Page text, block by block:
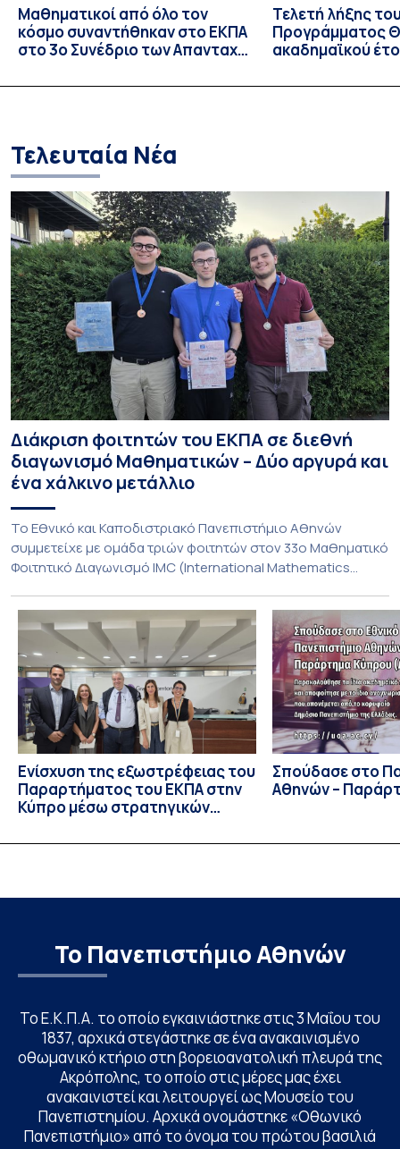
Μαθηματικοί από όλο τον
κόσμο συναντήθηκαν στο ΕΚΠΑ
στο 3ο Συνέδριο των Απανταχού
Τελετή λήξης
Προγράμματος
ακαδημαϊκού
Σπουδών στους
Τελευταία Νέα
Διάκριση φοιτητών του ΕΚΠΑ σε διεθνή
διαγωνισμό Μαθηματικών – Δύο αργυρά και
ένα χάλκινο μετάλλιο
To Εθνικό και Καποδιστριακό Πανεπιστήμιο Αθηνών
συμμετείχε με ομάδα τριών φοιτητών στον 33ο Μαθηματικό
Φοιτητικό Διαγωνισμό IMC (International Mathematics
Ιουλίου στο Blagoevgrad της Βουλγαρίας. Σε αυτόν
συμμετείχαν 447 φοιτητές εκπροσωπώντας 135
πανεπιστήμια από 46 χώρες. Από την Ελλάδα, συμμετείχαν
επίσης το Εθνικό Μετσόβιο Πολυτεχνείο, το Αριστοτέλειο
Πανεπιστήμιο […]
Ενίσχυση της εξωστρέφειας του
Παραρτήματος του ΕΚΠΑ στην
Κύπρο μέσω στρατηγικών
Σπούδασε στο
Αθηνών –
Το Πανεπιστήμιο Αθηνών
Το Ε.Κ.Π.Α. το οποίο εγκαινιάστηκε στις 3 Μαΐου του
1837, αρχικά στεγάστηκε σε ένα ανακαινισμένο
οθωμανικό κτήριο στη βορειοανατολική πλευρά της
Ακρόπολης, το οποίο στις μέρες μας έχει
ανακαινιστεί και λειτουργεί ως Μουσείο του
Πανεπιστημίου. Αρχικά ονομάστηκε «Οθωνικό
Πανεπιστήμιο» από το όνομα του πρώτου βασιλιά